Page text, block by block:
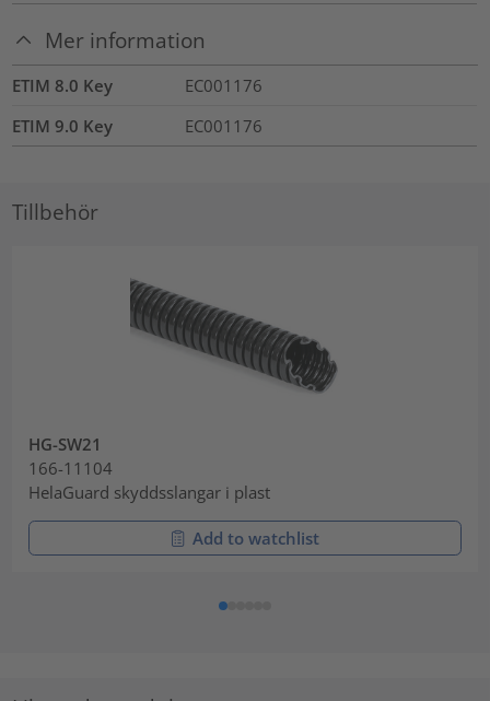
Mer information
ETIM 8.0 Key
EC001176
ETIM 9.0 Key
EC001176
Tillbehör
HG-SW21
166-11104
HelaGuard skyddsslangar i plast
Add to watchlist